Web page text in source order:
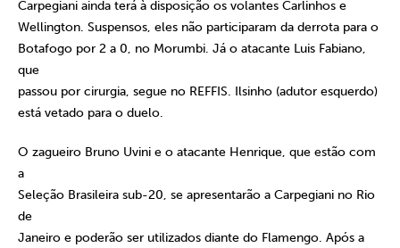
Carpegiani ainda terá à disposição os volantes Carlinhos e
Wellington. Suspensos, eles não participaram da derrota para o
Botafogo por 2 a 0, no Morumbi. Já o atacante Luis Fabiano,
que
passou por cirurgia, segue no REFFIS. Ilsinho (adutor esquerdo)
está vetado para o duelo.
O zagueiro Bruno Uvini e o atacante Henrique, que estão com
a
Seleção Brasileira sub-20, se apresentarão a Carpegiani no Rio
de
Janeiro e poderão ser utilizados diante do Flamengo. Após a